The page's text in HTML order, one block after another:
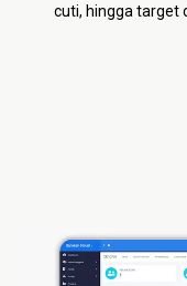
cuti, hingga target